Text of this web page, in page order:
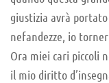
giustizia avrà
nefandezze, io
Ora miei cari piccoli
il mio diritto